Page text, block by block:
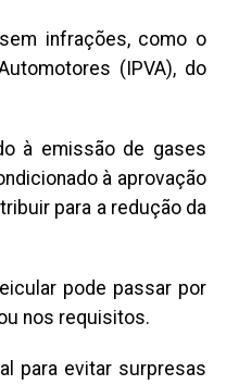
infrações, como o
(IPVA), do
à emissão de gases
à aprovação
para a redução da
pode passar por
nos requisitos.
para evitar surpresas